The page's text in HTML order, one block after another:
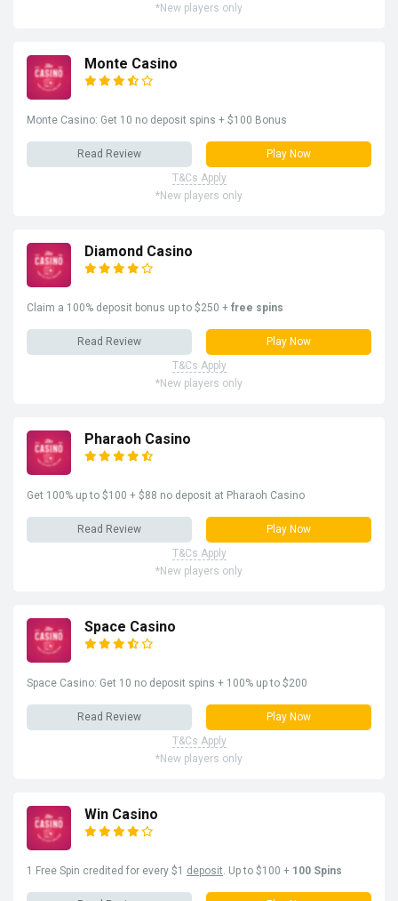
*New players only
Monte Casino
Monte Casino: Get 10 no deposit spins + $100 Bonus
Read Review
Play Now
T&Cs Apply
*New players only
Diamond Casino
Claim a 100% deposit bonus up to $250 + free spins
Read Review
Play Now
T&Cs Apply
*New players only
Pharaoh Casino
Get 100% up to $100 + $88 no deposit at Pharaoh Casino
Read Review
Play Now
T&Cs Apply
*New players only
Space Casino
Space Casino: Get 10 no deposit spins + 100% up to $200
Read Review
Play Now
T&Cs Apply
*New players only
Win Casino
1 Free Spin credited for every $1 deposit. Up to $100 + 100 Spins